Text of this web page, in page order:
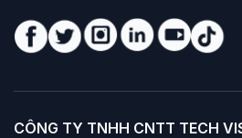
CÔNG TY TNHH CNTT TECH